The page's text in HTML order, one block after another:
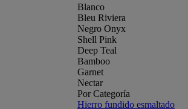
Blanco
Bleu Riviera
Negro Onyx
Shell Pink
Deep Teal
Bamboo
Garnet
Nectar
Por Categoría
Hierro fundido esmaltado